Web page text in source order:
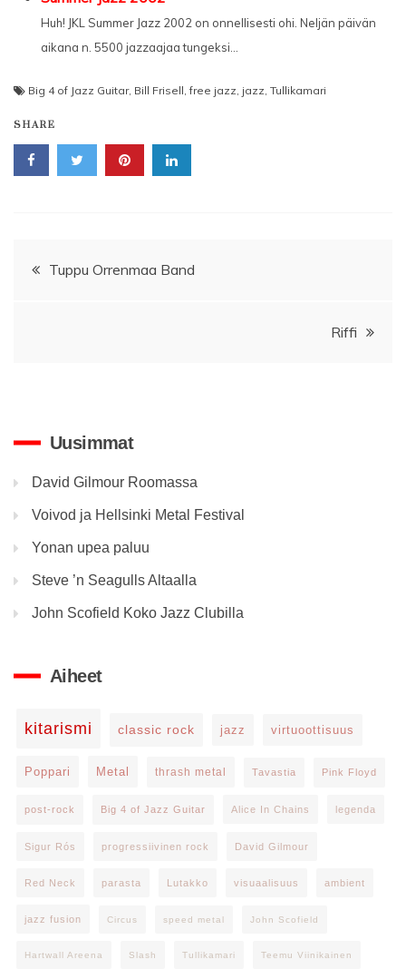
Huh! JKL Summer Jazz 2002 on onnellisesti ohi. Neljän päivän
aikana n. 5500 jazzaajaa tungeksi...
Big 4 of Jazz Guitar, Bill Frisell,free jazz, jazz, Tullikamari
SHARE
Artikkelien
Tuppu Orrenmaa Band
Riffi
Uusimmat
David Gilmour Roomassa
Voivod ja Hellsinki Metal Festival
Yonan upea paluu
Steve ’n Seagulls Altaalla
John Scofield Koko Jazz Clubilla
Aiheet
kitarismi classic rock jazz virtuoottisuus
Poppari Metal thrash metal Tavastia Pink Floyd
post-rock Big 4 of Jazz Guitar Alice In Chains legenda
Sigur Rós progressiivinen rock David Gilmour
Red Neck parasta Lutakko visuaalisuus ambient
jazz fusion Circus speed metal John Scofield
Hartwall Areena Slash Tullikamari Teemu Viinikainen